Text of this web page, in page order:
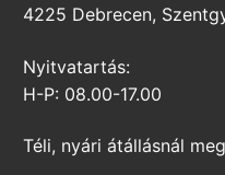
4225 Debrecen,
Nyitvatartás:
H-P: 08.00-17.00
Téli, nyári átállásnál